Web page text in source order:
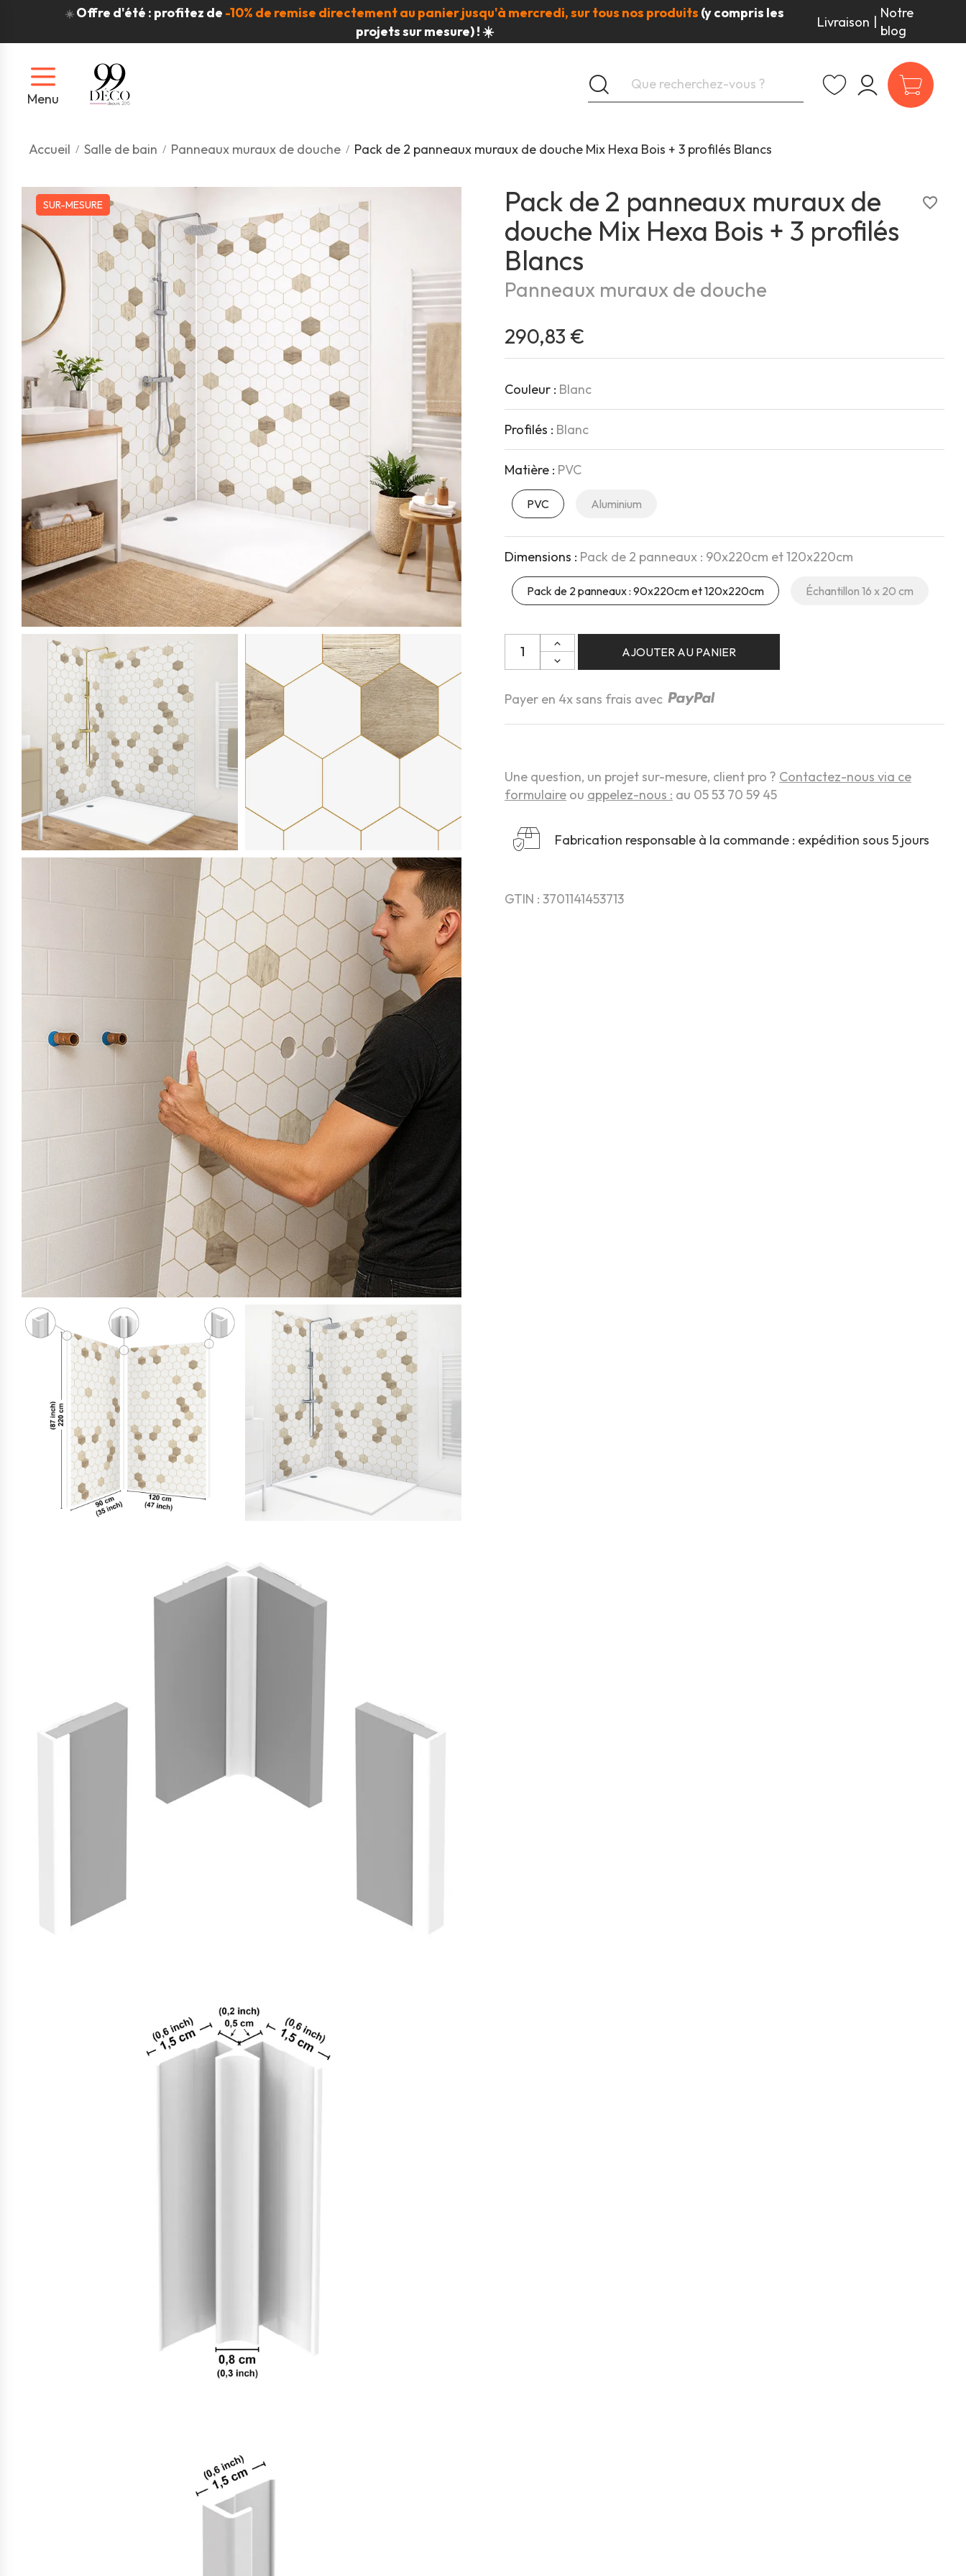
☀️ Offre d'été : profitez de -10% de remise directement au panier jusqu'à mercredi, sur tous nos produits (y compris les
projets sur mesure) ! ☀️
Livraison |
Notre
blog
Menu
Accueil Salle de bain Panneaux muraux de douche Pack de 2 panneaux muraux de douche Mix Hexa Bois + 3 profilés Blancs
SUR-MESURE
Pack de 2 panneaux muraux de
douche Mix Hexa Bois + 3 profilés
Blancs
Panneaux muraux de douche
favorite_border
290,83 €
Couleur : Blanc
Profilés : Blanc
Matière : PVC
PVC Aluminium
Dimensions : Pack de 2 panneaux : 90x220cm et 120x220cm
Pack de 2 panneaux : 90x220cm et 120x220cm Échantillon 16 x 20 cm
Quantité
AJOUTER AU PANIER
Payer en 4x sans frais avec
Une question, un projet sur-mesure, client pro ? Contactez-nous via ce
formulaire ou appelez-nous : au 05 53 70 59 45
Fabrication responsable à la commande : expédition sous 5 jours
GTIN : 3701141453713